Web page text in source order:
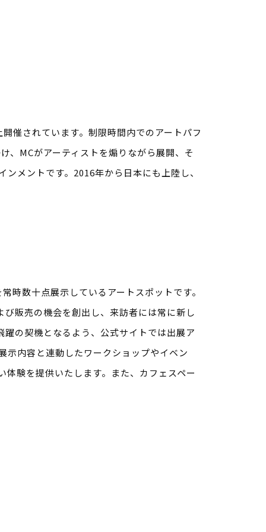
催されています。制限時間内でのアートパフ
、MCがアーティストを煽りながら展開、そ
メントです。2016年から日本にも上陸し、
時数十点展示しているアートスポットです。
販売の機会を創出し、来訪者には常に新し
の契機となるよう、公式サイトでは出展ア
示内容と連動したワークショップやイベン
験を提供いたします。また、カフェスペー